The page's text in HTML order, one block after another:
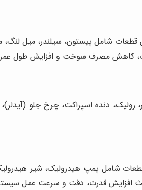
شامل پیستون، سیلندر، میل
کاهش مصرف سوخت و افزایش طول
رولیک، دنده اسپراکت، چرخ جلو
شامل پمپ هیدرولیک، شیر
افزایش قدرت، دقت و سرعت عمل